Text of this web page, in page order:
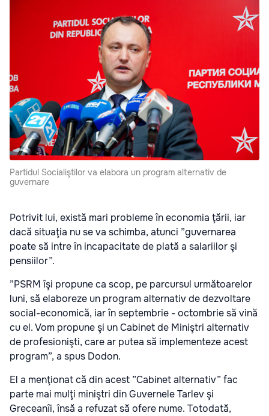
Partidul Socialiştilor va elabora un program alternativ de
guvernare
Potrivit lui, există mari probleme în economia ţării, iar
dacă situaţia nu se va schimba, atunci ”guvernarea
poate să intre în incapacitate de plată a salariilor şi
pensiilor”.
”PSRM îşi propune ca scop, pe parcursul următoarelor
luni, să elaboreze un program alternativ de dezvoltare
social-economică, iar în septembrie - octombrie să vină
cu el. Vom propune şi un Cabinet de Miniştri alternativ
de profesionişti, care ar putea să implementeze acest
program”, a spus Dodon.
El a menţionat că din acest ”Cabinet alternativ” fac
parte mai mulţi miniştri din Guvernele Tarlev şi
Greceanîi, însă a refuzat să ofere nume. Totodată,